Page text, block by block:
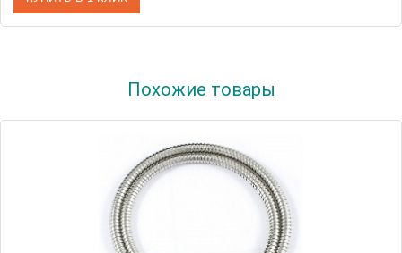
Производитель Kludi
Похожие товары